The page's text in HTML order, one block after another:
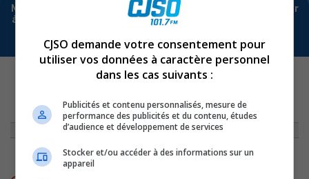
Meta bloque les infos sur Facebook. Pour ne rien manquer
à Sorel-Tracy et la région, abonne-toi à notre infolettre :
ENTREVUES»GENEVIÈVE THIBAULT/NEIGE/NOIR
GENEVIEVE-THIBAULT-NEIGE-NOIR
CJSO demande votre consentement pour
utiliser vos données à caractère personnel
dans les cas suivants :
Publicités et contenu personnalisés, mesure de
performance des publicités et du contenu, études
d’audience et développement de services
Stocker et/ou accéder à des informations sur un
appareil